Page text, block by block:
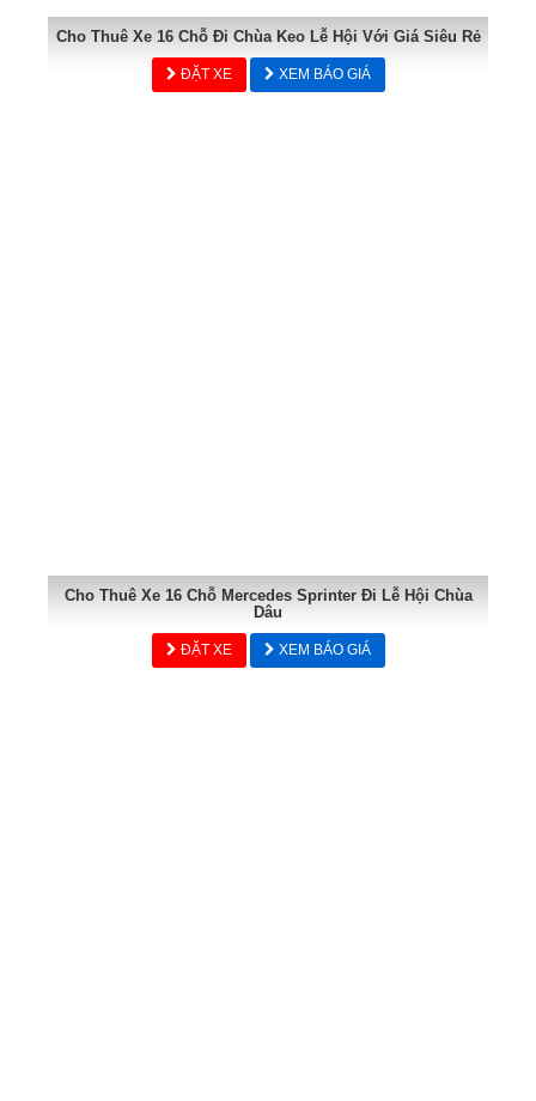
Cho Thuê Xe 16 Chỗ Đi Chùa Keo Lễ Hội Với Giá Siêu Rẻ
ĐẶT XE XEM BÁO GIÁ
Cho Thuê Xe 16 Chỗ Mercedes Sprinter Đi Lễ Hội Chùa
Dâu
ĐẶT XE XEM BÁO GIÁ